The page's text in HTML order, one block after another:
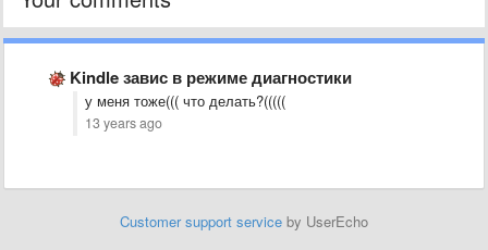
Kindle завис в режиме диагностики
у меня тоже((( что делать?(((((
13 years ago
Customer support service by UserEcho